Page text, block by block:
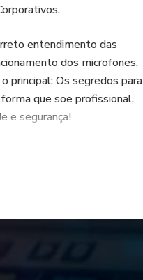
entendimento das
dos microfones,
principal: Os segredos para
que soe profissional,
e segurança!
Este é um